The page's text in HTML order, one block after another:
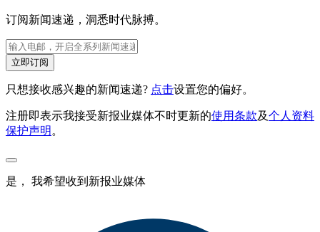
订阅新闻速递，洞悉时代脉搏。
立即订阅
只想接收感兴趣的新闻速递? 点击设置您的偏好。
注册即表示我接受新报业媒体不时更新的使用条款及个人资料
保护声明 。
是， 我希望收到新报业媒体